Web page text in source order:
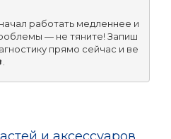
работать медленнее и
— не тяните! Запиш
прямо сейчас и ве